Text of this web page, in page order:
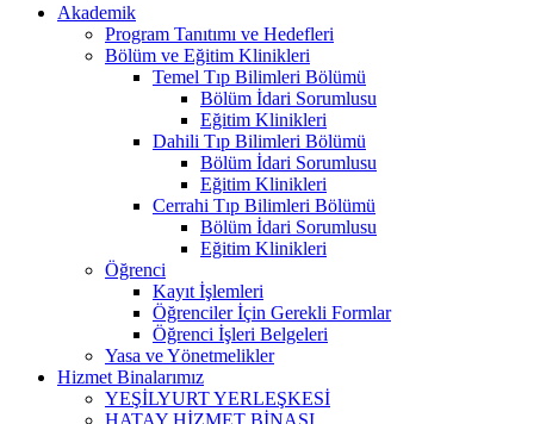
Akademik
Program Tanıtımı ve Hedefleri
Bölüm ve Eğitim Klinikleri
Temel Tıp Bilimleri Bölümü
Bölüm İdari Sorumlusu
Eğitim Klinikleri
Dahili Tıp Bilimleri Bölümü
Bölüm İdari Sorumlusu
Eğitim Klinikleri
Cerrahi Tıp Bilimleri Bölümü
Bölüm İdari Sorumlusu
Eğitim Klinikleri
Öğrenci
Kayıt İşlemleri
Öğrenciler İçin Gerekli Formlar
Öğrenci İşleri Belgeleri
Yasa ve Yönetmelikler
Hizmet Binalarımız
YEŞİLYURT YERLEŞKESİ
HATAY HİZMET BİNASI